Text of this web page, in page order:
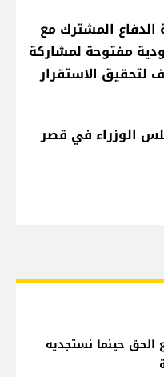
الدفاع المشترك مع
مفتوحة لمشاركة
لتحقيق الاستقرار
الوزراء في قصر
الحق حينما نستجديه